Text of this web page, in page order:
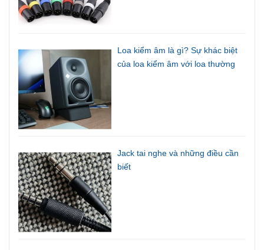
Loa kiểm âm là gì? Sự khác biệt
của loa kiểm âm với loa thường
Jack tai nghe và những điều cần
biết